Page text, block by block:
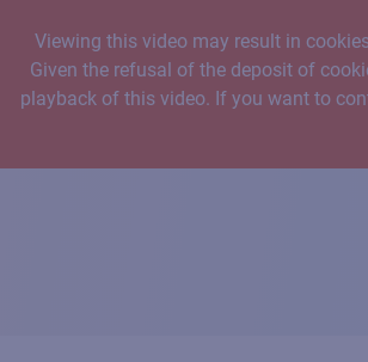
Viewing this video may result in
Given the refusal of the deposit of
playback of this video. If you want to